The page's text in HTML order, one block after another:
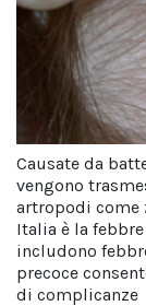
Causate da
vengono
artropodi come
Italia è la
includono
precoce
di complicanze